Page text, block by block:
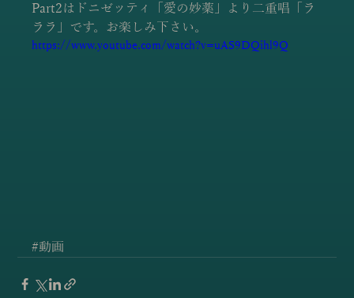
Part2はドニゼッティ「愛の妙薬」より二重唱「ラ
ララ」です。お楽しみ下さい。
https://www.youtube.com/watch?v=uAS9DQihl9Q
#動画